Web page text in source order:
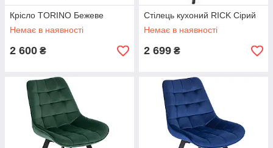
Крісло TORINO Бежеве
Немає в наявності
2 600 ₴
Стілець кухоний RICK Сірий
Немає в наявності
2 699 ₴